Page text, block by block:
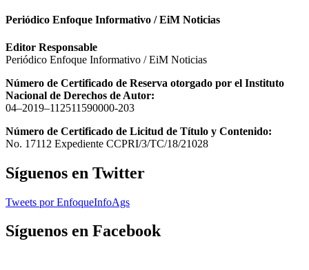
Periódico Enfoque Informativo / EiM Noticias
Editor Responsable
Periódico Enfoque Informativo / EiM Noticias
Número de Certificado de Reserva otorgado por el Instituto
Nacional de Derechos de Autor:
04–2019–112511590000-203
Número de Certificado de Licitud de Título y Contenido:
No. 17112 Expediente CCPRI/3/TC/18/21028
Síguenos en Twitter
Tweets por EnfoqueInfoAgs
Síguenos en Facebook